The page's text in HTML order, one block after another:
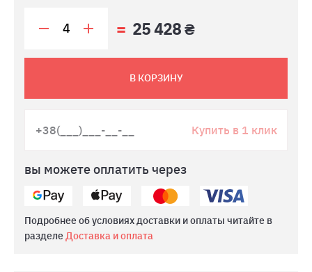
25 428 ₴
В КОРЗИНУ
Купить в 1 клик
вы можете оплатить через
Подробнее об условиях доставки и оплаты читайте в
разделеДоставка и оплата